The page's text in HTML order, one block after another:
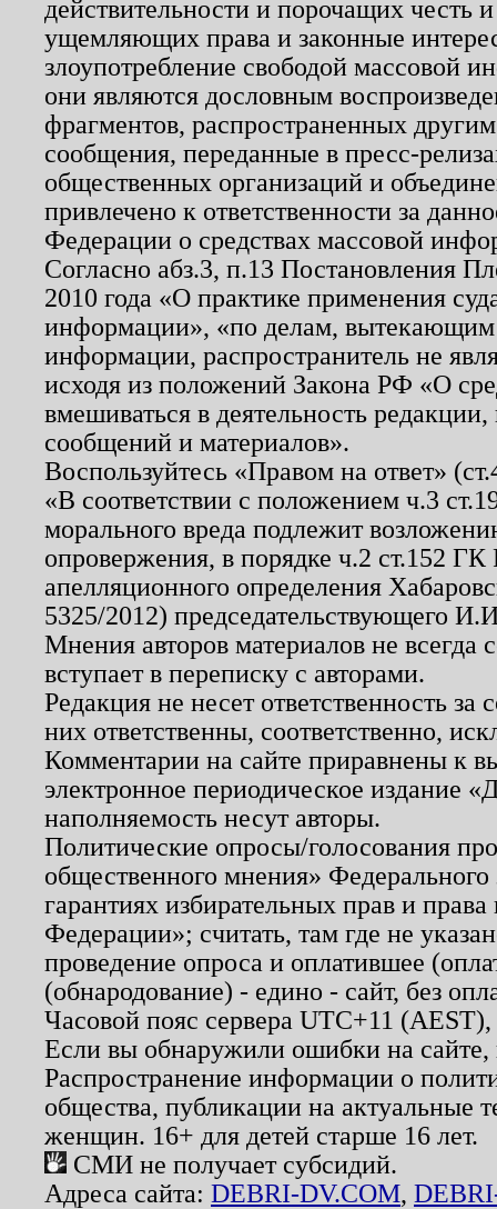
действительности и порочащих честь
ущемляющих права и законные
злоупотребление свободой массовой
они являются дословным
фрагментов, распространенных
сообщения, переданные в пресс-
общественных организаций и
привлечено к ответственности за
Федерации о средствах массовой
Согласно абз.3, п.13 Постановления
2010 года «О практике применения
информации», «по делам, вытекающим
информации, распространитель не
исходя из положений Закона РФ «О
вмешиваться в деятельность
сообщений и материалов».
Воспользуйтесь «Правом на ответ»
«В соответствии с положением ч.3
морального вреда подлежит
опровержения, в порядке ч.2 ст.152
апелляционного определения
5325/2012) председательствующего
Мнения авторов материалов не
вступает в переписку с авторами.
Редакция не несет ответственность
них ответственны, соответственно,
Комментарии на сайте приравнены к
электронное периодическое издание
наполняемость несут авторы.
Политические опросы/голосования
общественного мнения»
гарантиях избирательных прав и
Федерации»; считать, там где не
проведение опроса и оплатившее
(обнародование) - едино - сайт, без
Часовой пояс сервера UTC+11
Если вы обнаружили ошибки на
Распространение информации о
общества, публикации на актуальные
женщин. 16+ для детей старше 16 лет.
СМИ не получает субсидий.
Адреса сайта: DEBRI-DV.COM,